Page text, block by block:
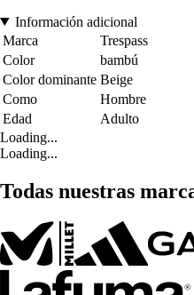
Información adicional
Marca
Trespass
Color
bambú
Color dominante Beige
Como
Hombre
Edad
Adulto
Loading...
Loading...
Todas nuestras